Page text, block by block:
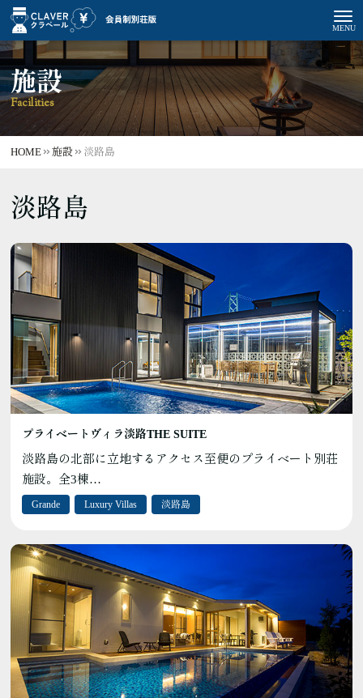
施設
Facilities
HOME 施設 淡路島
淡路島
プライベートヴィラ淡路THE SUITE
淡路島の北部に立地するアクセス至便のプライベート別荘
施設。全3棟…
Grande Luxury Villas 淡路島